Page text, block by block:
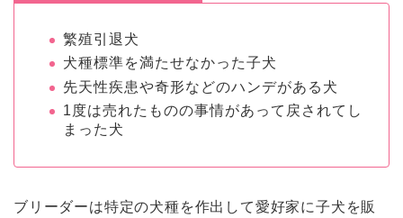
繁殖引退犬
犬種標準を満たせなかった子犬
先天性疾患や奇形などのハンデがある犬
1度は売れたものの事情があって戻されてし
まった犬
ブリーダーは特定の犬種を作出して愛好家に子犬を販